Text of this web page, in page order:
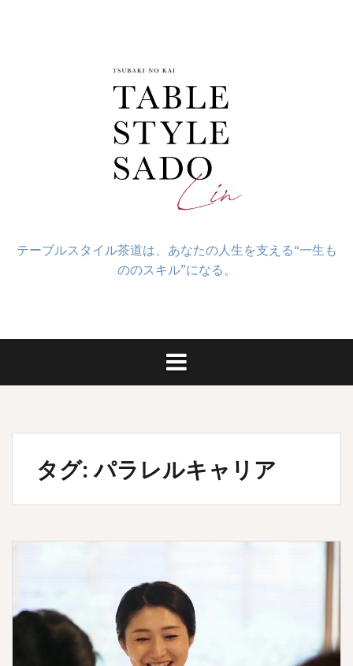
テーブルスタイル茶道は、あなたの人生を支える“一生も
ののスキル”になる。
タグ:パラレルキャリア